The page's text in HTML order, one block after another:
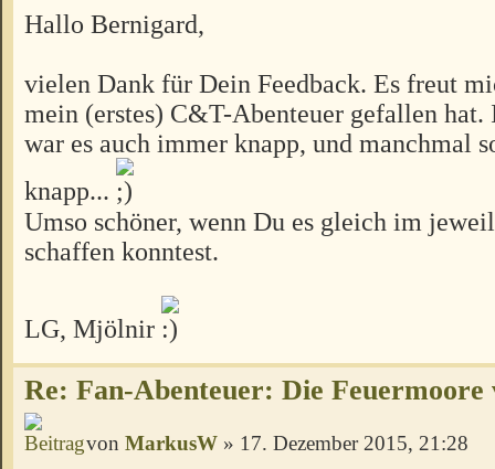
Hallo Bernigard,
vielen Dank für Dein Feedback. Es freut
mein (erstes) C&T-Abenteuer gefallen hat.
war es auch immer knapp, und manchmal
knapp...
Umso schöner, wenn Du es gleich im
schaffen konntest.
LG, Mjölnir
Re: Fan-Abenteuer: Die
von MarkusW » 17. Dezember 2015, 21:28